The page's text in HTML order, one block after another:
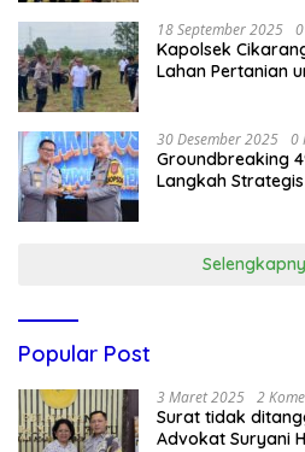
18 September 2025
Kapolsek
Lahan Pertanian
30 Desember 2025 0
Groundbreaking
Langkah
Popular Post
3 Maret 2025 2
Surat tidak
Advokat Suryani